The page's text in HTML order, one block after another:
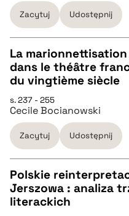
BIBTEX
pobierz cytat
Zacytuj Udostępnij
CZYSTY TEKST
pobierz cytat
BIBTEX
pobierz cytat
La
dans le théâtre
du vingtième siècle
s. 237 - 255
Cecile Bocianowski
Zacytuj Udostępnij
CZYSTY TEKST
Polskie
Jerszowa : analiza
literackich